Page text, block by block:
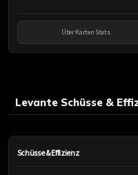
Über Karten Stats
Levante Schüsse &
Schüsse & Effizienz